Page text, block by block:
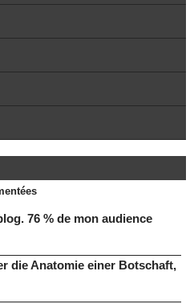
76 % de mon audience
die Anatomie einer Botschaft,